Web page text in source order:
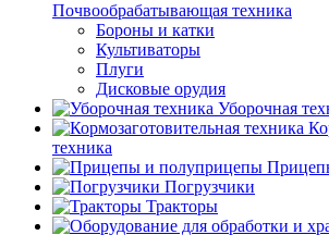
Почвообрабатывающая техника
Бороны и катки
Культиваторы
Плуги
Дисковые орудия
Уборочная
техника
Погрузчики
Тракторы